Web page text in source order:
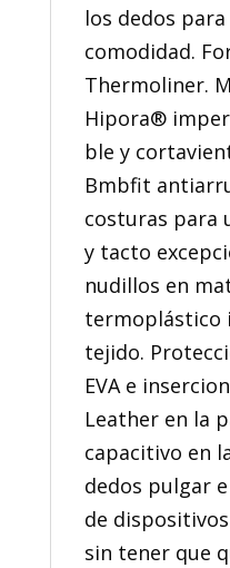
los dedos
comodidad.
Thermoliner.
Hipora®
ble y
Bmbfit
costuras para
y tacto
nudillos en
termoplástico
tejido.
EVA e
Leather en la
capacitivo en
dedos pulgar
de
sin tener que